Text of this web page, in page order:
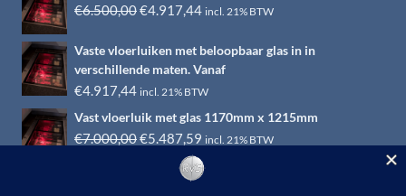
€6.500,00Oorspronkelijke
was:
€6.500,00.
€4.917,44Huidige
is:
€4.917,44.
incl. 21% BTW
Vaste vloerluiken met beloopbaar glas in in
verschillende maten. Vanaf
€4.917,44 incl. 21% BTW
Vast vloerluik met glas 1170mm x 1215mm
€7.000,00Oorspronkelijke
€5.487,59 Huidige
prijs
is:
incl. 21% BTW